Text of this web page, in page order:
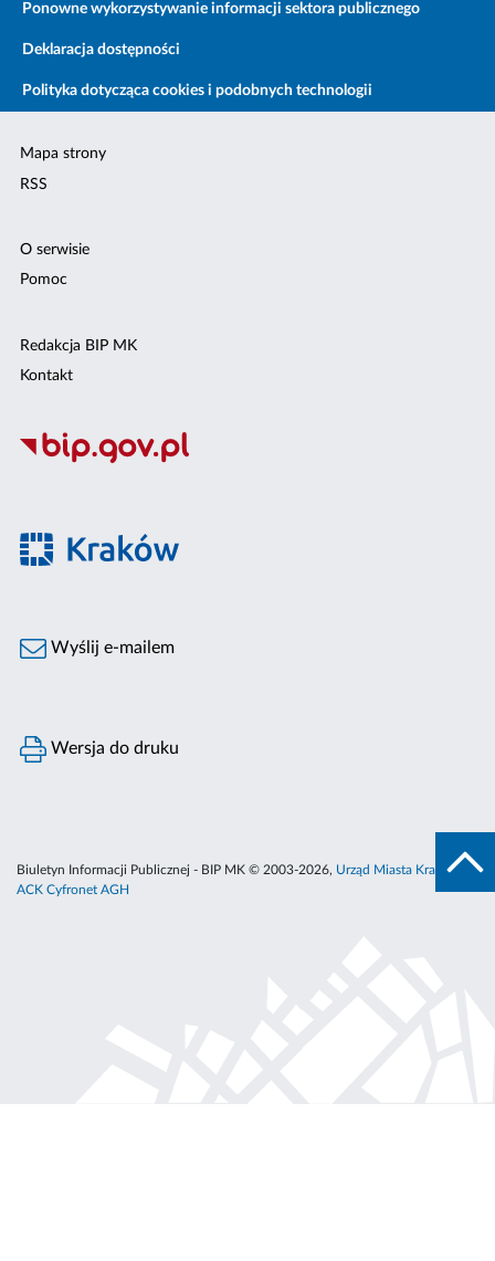
Ponowne wykorzystywanie informacji sektora publicznego
Deklaracja dostępności
Polityka dotycząca cookies i podobnych technologii
Mapa strony
RSS
O serwisie
Pomoc
Redakcja BIP MK
Kontakt
Wyślij e-mailem
Wersja do druku
Biuletyn Informacji Publicznej - BIP MK © 2003-2026, Urząd Miasta Krakowa
ACK Cyfronet AGH